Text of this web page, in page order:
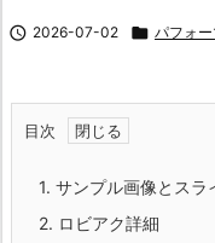
 2026-07-02  パフォ
目次
1. サンプル画像とスラ
2. ロビアク詳細